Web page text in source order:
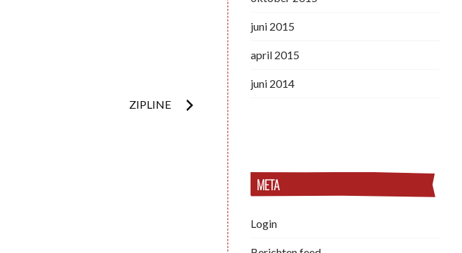
ZIPLINE
juni 2015
april 2015
juni 2014
META
Login